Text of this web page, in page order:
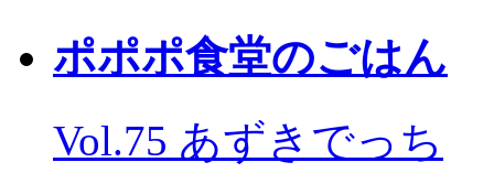
ポポポ食堂のごはん
Vol.75 あずきでっち